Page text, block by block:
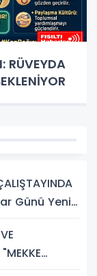
RÜVEYDA
Günü Yeni